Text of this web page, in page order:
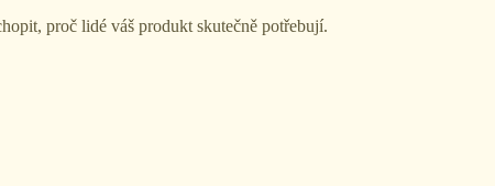
proč lidé váš produkt skutečně potřebují.